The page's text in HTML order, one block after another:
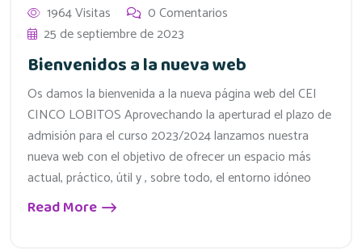
1964 Visitas
0 Comentarios
25 de septiembre de 2023
Bienvenidos a la nueva web
Os damos la bienvenida a la nueva página web del CEI
CINCO LOBITOS Aprovechando la aperturad el plazo de
admisión para el curso 2023/2024 lanzamos nuestra
nueva web con el objetivo de ofrecer un espacio más
actual, práctico, útil y , sobre todo, el entorno idóneo
Read More